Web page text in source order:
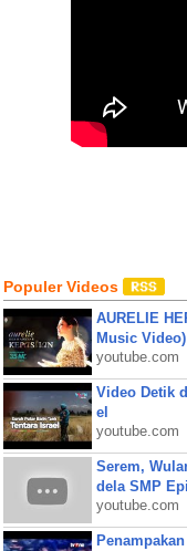
Populer Videos
AURELIE
Music Video)
youtube.com
Video Detik
el
youtube.com
Serem,
dela SMP
youtube.com